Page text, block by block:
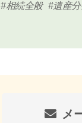
相続全般 遺産
メ